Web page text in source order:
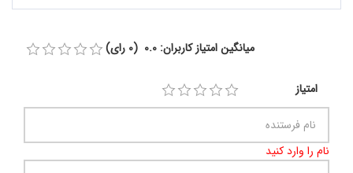
میانگین امتیاز کاربران: 0.0 (0 رای)
امتیاز
نام را وارد کنید